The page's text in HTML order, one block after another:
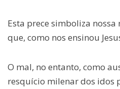
Esta prece simboliza
que, como nos ensinou
O mal, no entanto, como
resquício milenar dos idos